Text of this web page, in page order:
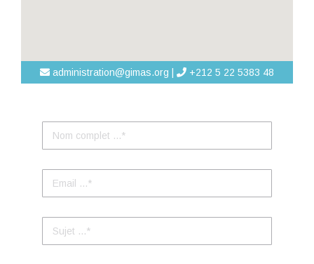
administration@gimas.org | +212 5 22 5383 48